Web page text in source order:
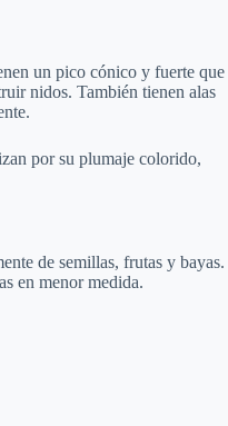
un pico cónico y fuerte que
nidos. También tienen alas
por su plumaje colorido,
de semillas, frutas y bayas.
en menor medida.